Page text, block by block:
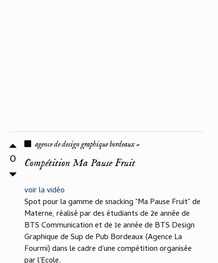
0
agence de design graphique bordeaux »
Compétition Ma Pause Fruit
voir la vidéo
Spot pour la gamme de snacking "Ma Pause Fruit" de
Materne, réalisé par des étudiants de 2e année de
BTS Communication et de 1e année de BTS Design
Graphique de Sup de Pub Bordeaux (Agence La
Fourmi) dans le cadre d'une compétition organisée